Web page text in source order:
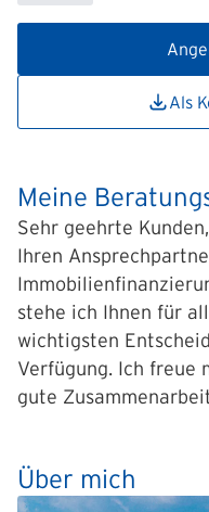
Als
Meine
Sehr geehrte
Ihren
stehe ich Ihnen für
wichtigsten
Verfügung. Ich freue
gute
Über mich